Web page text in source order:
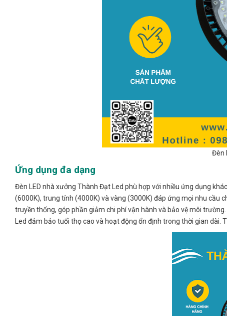
Đèn
Ứng dụng đa dạng
Đèn LED nhà xưởng Thành Đạt Led phù hợp với nhiều ứng dụng
(6000K), trung tính (4000K) và vàng (3000K) đáp ứng mọi nhu cầu
truyền thống, góp phần giảm chi phí vận hành và bảo vệ môi
Led đảm bảo tuổi thọ cao và hoạt động ổn định trong thời gian dài.